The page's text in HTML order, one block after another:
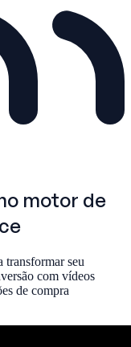
motor de
transformar seu
com vídeos
de compra